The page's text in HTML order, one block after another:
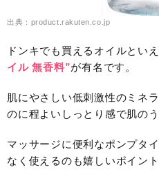
出典：product.rakuten.co.jp
ドンキでも買えるオイルといえ
イル 無香料”が有名です。
肌にやさしい低刺激性のミネ
のに程よいしっとり感で肌の
マッサージに便利なポンプタ
なく使えるのも嬉しいポイント